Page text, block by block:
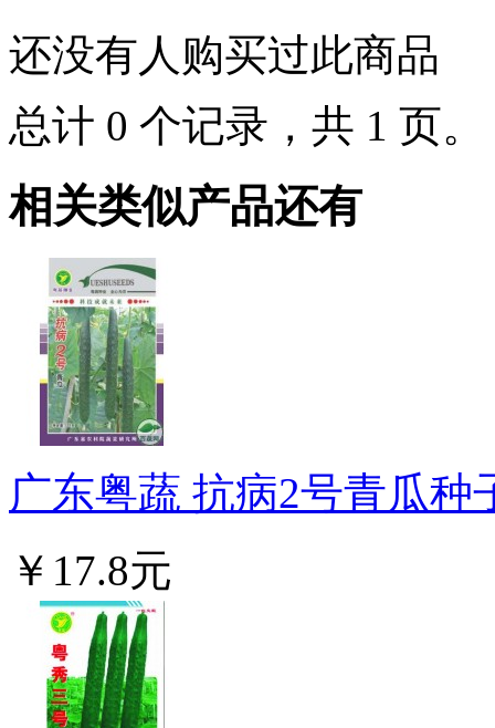
还没有人购买过此商品
总计 0 个记录，共 1 页。
相关类似产品还有
广东粤蔬 抗病2号青瓜种
￥17.8元